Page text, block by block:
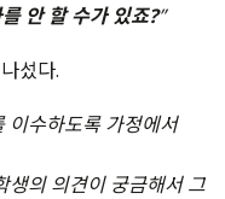
안 할 수가 있죠?”
섰다.
이수하도록 가정에서
생의 의견이 궁금해서 그